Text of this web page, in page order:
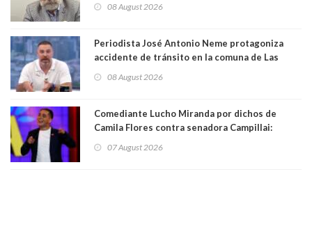
Magister en Asentamientos Humanos PUC
08 August 2026
Periodista José Antonio Neme protagoniza
accidente de tránsito en la comuna de Las
08 August 2026
Comediante Lucho Miranda por dichos de
Camila Flores contra senadora Campillai:
forma de quitar dignidad"
07 August 2026